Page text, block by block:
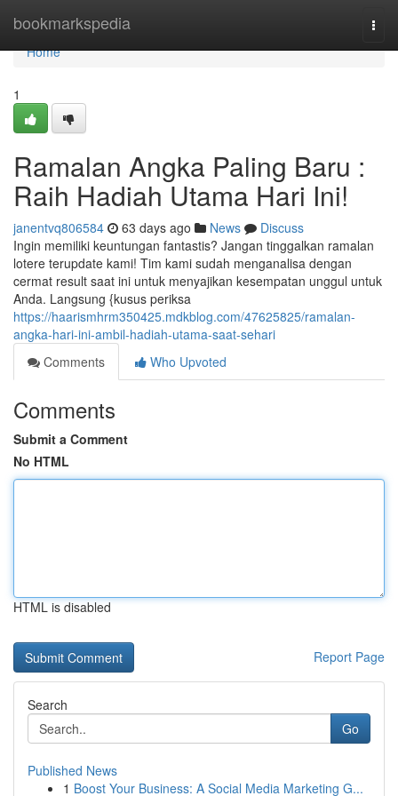
bookmarkspedia
Home
Home
1
Ramalan Angka Paling Baru :
Raih Hadiah Utama Hari Ini!
janentvq806584 63 days ago News
Discuss
Ingin memiliki keuntungan fantastis? Jangan tinggalkan ramalan
lotere terupdate kami! Tim kami sudah menganalisa dengan
cermat result saat ini untuk menyajikan kesempatan unggul untuk
Anda. Langsung {kusus periksa
https://haarismhrm350425.mdkblog.com/47625825/ramalan-
angka-hari-ini-ambil-hadiah-utama-saat-sehari
Comments
Who Upvoted
Comments
Submit a Comment
No HTML
HTML is disabled
Report Page
Search
Go
Published News
1 Boost Your Business: A Social Media Marketing G...